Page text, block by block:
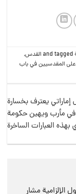
القدس,
المقدسيين في باب
يعترف بخسارة
في مأرب ويهين حكومة
بهذه العبارات الساخرة
الإلزامية مشار